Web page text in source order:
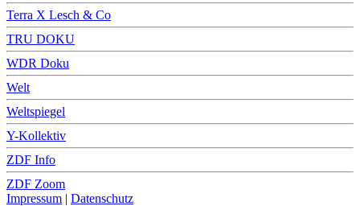
Terra X Lesch & Co
TRU DOKU
WDR Doku
Welt
Weltspiegel
Y-Kollektiv
ZDF Info
ZDF Zoom
Impressum | Datenschutz